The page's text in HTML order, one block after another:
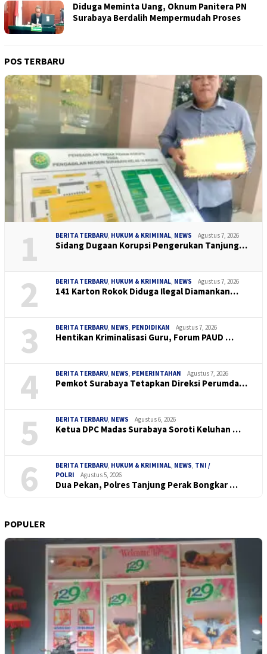
Diduga Meminta Uang, Oknum Panitera PN
Surabaya Berdalih Mempermudah Proses
POS TERBARU
1 BERITA TERBARU, HUKUM & KRIMINAL, NEWS Agustus 7, 2026
Sidang Dugaan Korupsi Pengerukan Tanjung…
2 BERITA TERBARU, HUKUM & KRIMINAL, NEWS Agustus 7, 2026
141 Karton Rokok Diduga Ilegal Diamankan…
3 BERITA TERBARU, NEWS, PENDIDIKAN Agustus 7, 2026
Hentikan Kriminalisasi Guru, Forum PAUD …
4 BERITA TERBARU, NEWS, PEMERINTAHAN Agustus 7, 2026
Pemkot Surabaya Tetapkan Direksi Perumda…
5 BERITA TERBARU, NEWS Agustus 6, 2026
Ketua DPC Madas Surabaya Soroti Keluhan …
6 BERITA TERBARU, HUKUM & KRIMINAL, NEWS, TNI /
POLRI
Agustus 5, 2026
Dua Pekan, Polres Tanjung Perak Bongkar …
POPULER